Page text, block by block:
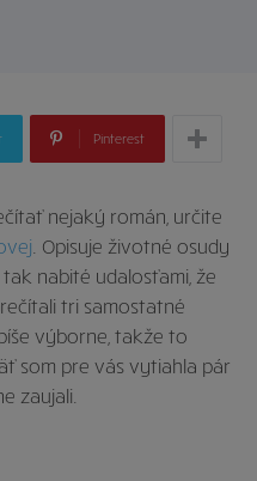
Pinterest
nejaký román, určite
. Opisuje životné osudy
nabité udalosťami, že
tri samostatné
výborne, takže to
som pre vás vytiahla pár
zaujali.